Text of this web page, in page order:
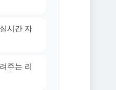
시간 자
주는 리